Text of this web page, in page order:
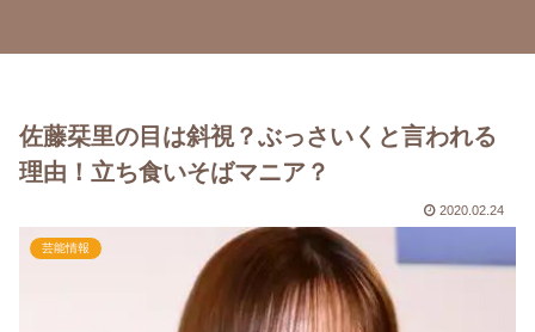
佐藤栞里の目は斜視？ぶっさいくと言われる
理由！立ち食いそばマニア？
2020.02.24
芸能情報